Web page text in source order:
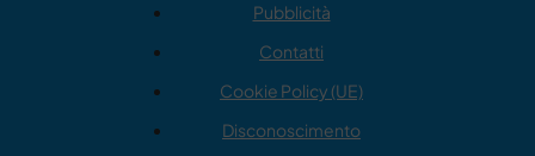
Pubblicità
Contatti
Cookie Policy (UE)
Disconoscimento